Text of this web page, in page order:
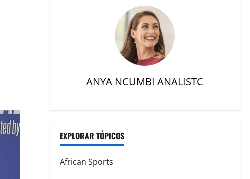
ANYA NCUMBI ANALISTC
EXPLORAR TÓPICOS
African Sports